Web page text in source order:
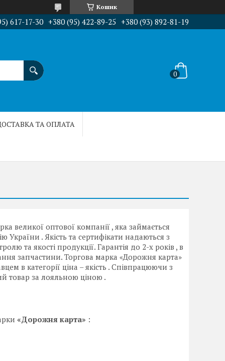
Кошик
617-17-30 +380 (95) 422-89-25 +380 (93) 892-81-19
ТА ОПЛАТА
великої оптової компанії , яка займається
. Якість та сертифікати надаються з
та якості продукції. Гарантія до 2-х років , в
запчастини. Торгова марка «Дорожня карта»
в категорії ціна – якість . Співпрацюючи з
товар за лояльною ціною .
«Дорожня карта» :